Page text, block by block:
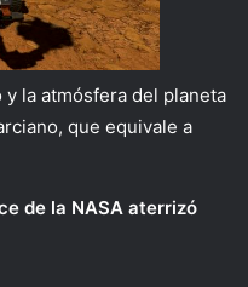
la atmósfera del planeta
que equivale a
de la NASA aterrizó